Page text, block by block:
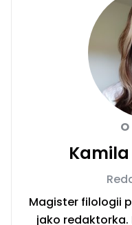
Magister filologii
jako redaktorka.